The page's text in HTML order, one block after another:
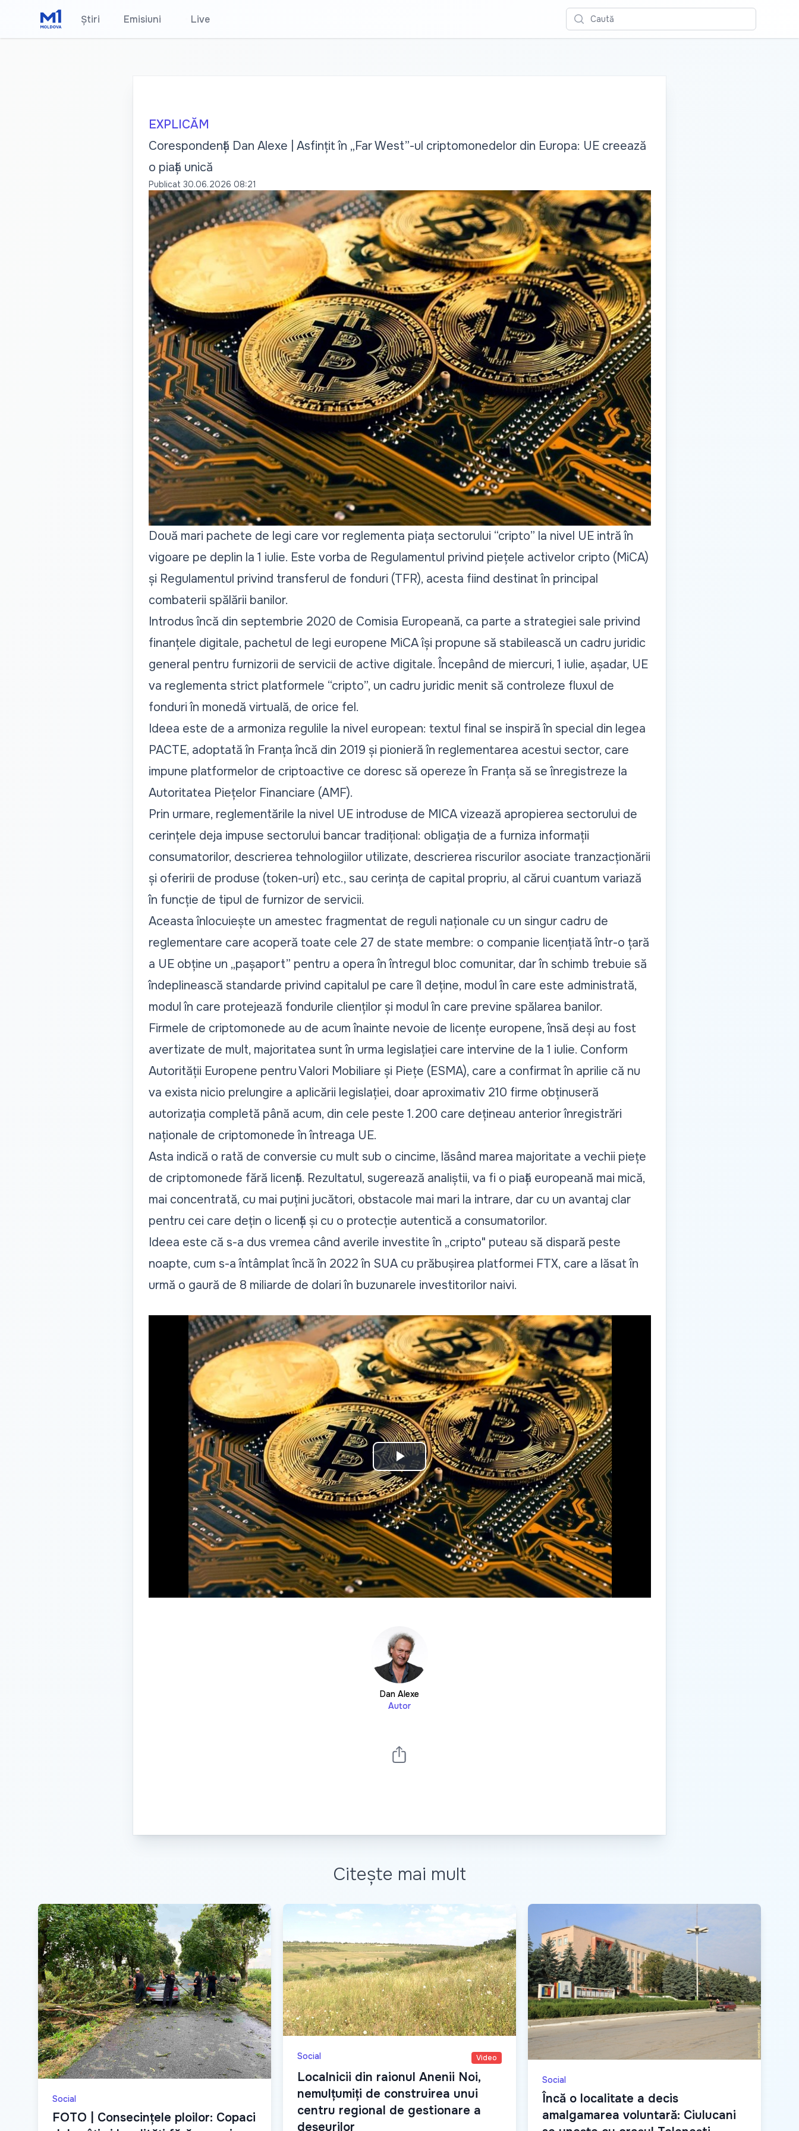
Știri Emisiuni Live Caută
EXPLICĂM
Corespondență Dan Alexe | Asfințit în „Far West”-ul criptomonedelor din Europa: UE creează
o piață unică
Publicat 30.06.2026 08:21
Două mari pachete de legi care vor reglementa piața sectorului “cripto” la nivel UE intră în
vigoare pe deplin la 1 iulie. Este vorba de Regulamentul privind piețele activelor cripto (MiCA)
și Regulamentul privind transferul de fonduri (TFR), acesta fiind destinat în principal
combaterii spălării banilor.
Introdus încă din septembrie 2020 de Comisia Europeană, ca parte a strategiei sale privind
finanțele digitale, pachetul de legi europene MiCA își propune să stabilească un cadru juridic
general pentru furnizorii de servicii de active digitale. Începând de miercuri, 1 iulie, așadar, UE
va reglementa strict platformele “cripto”, un cadru juridic menit să controleze fluxul de
fonduri în monedă virtuală, de orice fel.
Ideea este de a armoniza regulile la nivel european: textul final se inspiră în special din legea
PACTE, adoptată în Franța încă din 2019 și pionieră în reglementarea acestui sector, care
impune platformelor de criptoactive ce doresc să opereze în Franța să se înregistreze la
Autoritatea Piețelor Financiare (AMF).
Prin urmare, reglementările la nivel UE introduse de MICA vizează apropierea sectorului de
cerințele deja impuse sectorului bancar tradițional: obligația de a furniza informații
consumatorilor, descrierea tehnologiilor utilizate, descrierea riscurilor asociate tranzacționării
și oferirii de produse (token-uri) etc., sau cerința de capital propriu, al cărui cuantum variază
în funcție de tipul de furnizor de servicii.
Aceasta înlocuiește un amestec fragmentat de reguli naționale cu un singur cadru de
reglementare care acoperă toate cele 27 de state membre: o companie licențiată într-o țară
a UE obține un „pașaport” pentru a opera în întregul bloc comunitar, dar în schimb trebuie să
îndeplinească standarde privind capitalul pe care îl deține, modul în care este administrată,
modul în care protejează fondurile clienților și modul în care previne spălarea banilor.
Firmele de criptomonede au de acum înainte nevoie de licențe europene, însă deși au fost
avertizate de mult, majoritatea sunt în urma legislației care intervine de la 1 iulie. Conform
Autorității Europene pentru Valori Mobiliare și Piețe (ESMA), care a confirmat în aprilie că nu
va exista nicio prelungire a aplicării legislației, doar aproximativ 210 firme obținuseră
autorizația completă până acum, din cele peste 1.200 care dețineau anterior înregistrări
naționale de criptomonede în întreaga UE.
Asta indică o rată de conversie cu mult sub o cincime, lăsând marea majoritate a vechii piețe
de criptomonede fără licență. Rezultatul, sugerează analiștii, va fi o piață europeană mai mică,
mai concentrată, cu mai puțini jucători, obstacole mai mari la intrare, dar cu un avantaj clar
pentru cei care dețin o licență și cu o protecție autentică a consumatorilor.
Ideea este că s-a dus vremea când averile investite în „cripto" puteau să dispară peste
noapte, cum s-a întâmplat încă în 2022 în SUA cu prăbușirea platformei FTX, care a lăsat în
urmă o gaură de 8 miliarde de dolari în buzunarele investitorilor naivi.
Play
Video
Dan Alexe
Autor
Citește mai mult
Social
FOTO | Consecințele ploilor: Copaci
Social Video
Localnicii din raionul Anenii Noi,
nemulțumiți de construirea unui
centru regional de gestionare a
deșeurilor
Social
Încă o localitate a decis
amalgamarea voluntară: Ciulucani